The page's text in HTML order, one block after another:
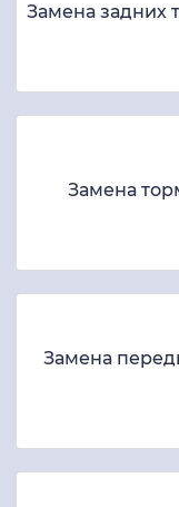
Замена задних
Замена
Замена